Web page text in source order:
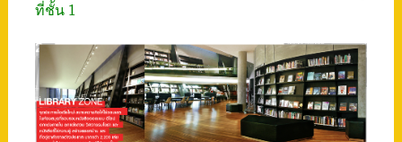
ที่ชั้น 1